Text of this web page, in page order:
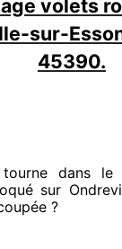
volets
sur-
45390.
tourne dans
sur
?